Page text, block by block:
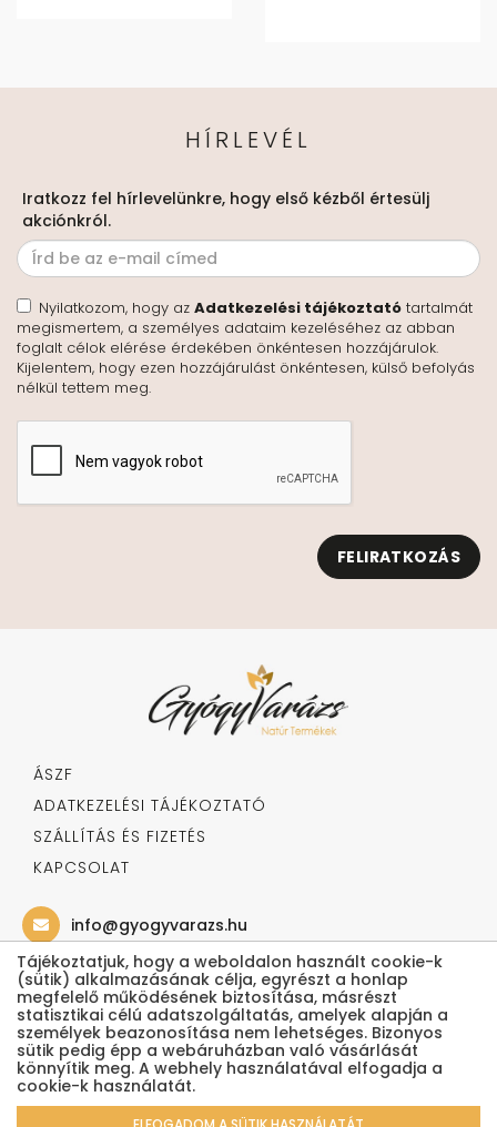
HÍRLEVÉL
Iratkozz fel hírlevelünkre, hogy első kézből értesülj
akciónkról.
Nyilatkozom, hogy az Adatkezelési tájékoztató tartalmát
megismertem, a személyes adataim kezeléséhez az abban
foglalt célok elérése érdekében önkéntesen hozzájárulok.
Kijelentem, hogy ezen hozzájárulást önkéntesen, külső befolyás
nélkül tettem meg.
FELIRATKOZÁS
ÁSZF
ADATKEZELÉSI TÁJÉKOZTATÓ
SZÁLLÍTÁS ÉS FIZETÉS
KAPCSOLAT
info@gyogyvarazs.hu
06 20 541 0000
Kövess minket!
Tájékoztatjuk, hogy a weboldalon használt cookie-k
(sütik) alkalmazásának célja, egyrészt a honlap
megfelelő működésének biztosítása, másrészt
statisztikai célú adatszolgáltatás, amelyek alapján a
személyek beazonosítása nem lehetséges. Bizonyos
sütik pedig épp a webáruházban való vásárlását
könnyítik meg. A webhely használatával elfogadja a
cookie-k használatát.